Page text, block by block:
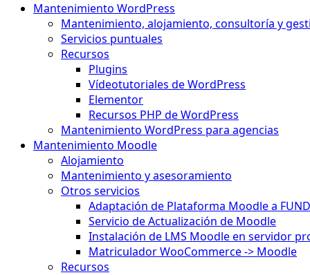
Mantenimiento WordPress
Mantenimiento, alojamiento, consultoría y
Servicios puntuales
Recursos
Plugins
Vídeotutoriales de WordPress
Elementor
Recursos PHP de WordPress
Mantenimiento WordPress para agencias
Mantenimiento Moodle
Alojamiento
Mantenimiento y asesoramiento
Otros servicios
Adaptación de Plataforma Moodle a
Servicio de Actualización de Moodle
Instalación de LMS Moodle en servidor
Matriculador WooCommerce -> Moodle
Recursos